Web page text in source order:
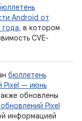
Android от
в котором
CVE-
бюллетень
Pixel — июнь
обновлены
Pixel
информацией